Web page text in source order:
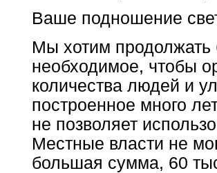
Ваше подношение
Мы хотим продолжать
необходимое, чтобы
количества людей и
построенное много
не позволяет
Местные власти не
большая сумма, 60